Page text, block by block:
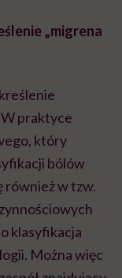
„migrena
praktyce
który
bólów
również w tzw.
klasyfikacja
Można więc